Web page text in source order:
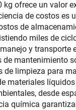
kg ofrece un valor
de costos es
de
miles de
y transporte
mantenimiento
limpieza para
materiales
desde
química